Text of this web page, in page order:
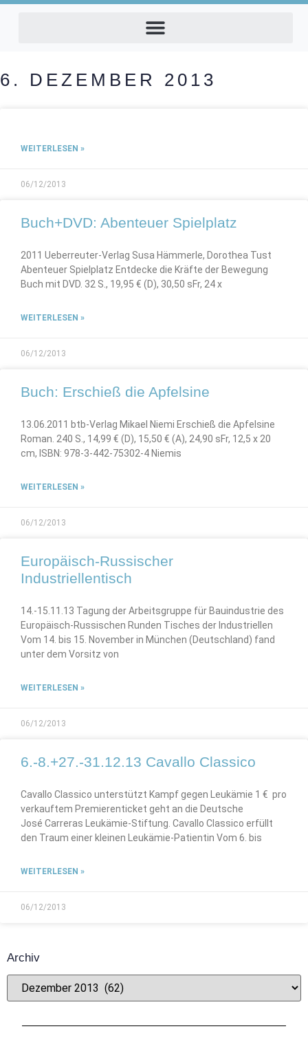
6. DEZEMBER 2013
WEITERLESEN »
06/12/2013
Buch+DVD: Abenteuer Spielplatz
2011 Ueberreuter-Verlag Susa Hämmerle, Dorothea Tust
Abenteuer Spielplatz Entdecke die Kräfte der Bewegung
Buch mit DVD. 32 S., 19,95 € (D), 30,50 sFr, 24 x
WEITERLESEN »
06/12/2013
Buch: Erschieß die Apfelsine
13.06.2011 btb-Verlag Mikael Niemi Erschieß die Apfelsine
Roman. 240 S., 14,99 € (D), 15,50 € (A), 24,90 sFr, 12,5 x 20
cm, ISBN: 978-3-442-75302-4 Niemis
WEITERLESEN »
06/12/2013
Europäisch-Russischer
Industriellentisch
14.-15.11.13 Tagung der Arbeitsgruppe für Bauindustrie des
Europäisch-Russischen Runden Tisches der Industriellen
Vom 14. bis 15. November in München (Deutschland) fand
unter dem Vorsitz von
WEITERLESEN »
06/12/2013
6.-8.+27.-31.12.13 Cavallo Classico
Cavallo Classico unterstützt Kampf gegen Leukämie 1 € pro
verkauftem Premierenticket geht an die Deutsche
José Carreras Leukämie-Stiftung. Cavallo Classico erfüllt
den Traum einer kleinen Leukämie-Patientin Vom 6. bis
WEITERLESEN »
06/12/2013
Archiv